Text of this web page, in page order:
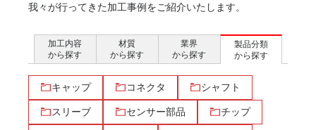
我々が行ってきた加工事例をご紹介いたします。
加工内容
から探す
材質
から探す
業界
から探す
製品分類
から探す
キャップ コネクタ シャフト
スリーブ センサー部品 チップ